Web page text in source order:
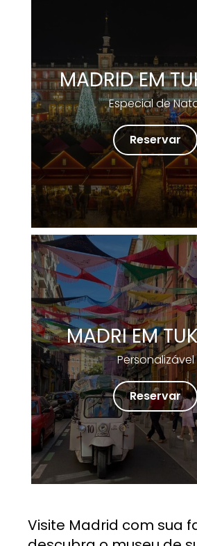
MADRID EM
Especial de
Reservar
MADRI EM
Personalizável
Reservar
Visite Madrid com sua